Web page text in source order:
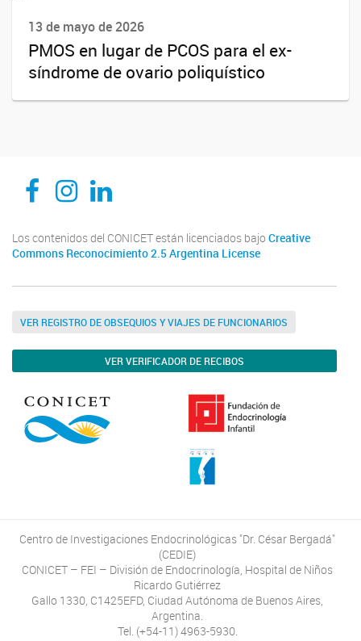
13 de mayo de 2026
PMOS en lugar de PCOS para el ex-
síndrome de ovario poliquístico
CEDIE, Centro de Investigaciones Endocrinológicas Dr. César Bergadá
CEDIE, Centro de Investigaciones Endocrinológicas Dr. César Bergadá
CEDIE, Centro de Investigaciones Endocrinológicas Dr. César Bergadá
Los contenidos del CONICET están licenciados bajo Creative
Commons Reconocimiento 2.5 Argentina License
VER REGISTRO DE OBSEQUIOS Y VIAJES DE FUNCIONARIOS
VER VERIFICADOR DE RECIBOS
Centro de Investigaciones Endocrinológicas "Dr. César Bergadá"
(CEDIE)
CONICET – FEI – División de Endocrinología, Hospital de Niños
Ricardo Gutiérrez
Gallo 1330, C1425EFD, Ciudad Autónoma de Buenos Aires,
Argentina.
Tel. (+54-11) 4963-5930.